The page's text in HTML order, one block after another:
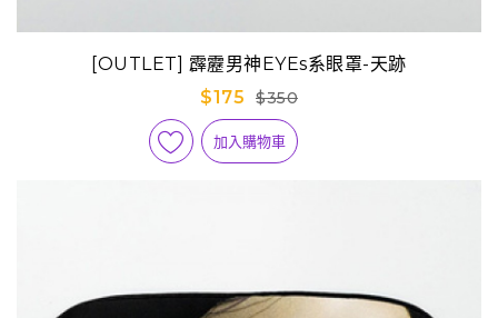
[OUTLET] 霹靂男神EYEs系眼罩-天跡
$175
$350
加入購物車